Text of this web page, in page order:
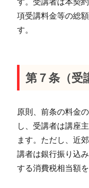
項受講料金等の総
す。
第７条（受
原則、前条の料金
し、受講者は講座
ます。ただし、近
講者は銀行振り込
する消費税相当額